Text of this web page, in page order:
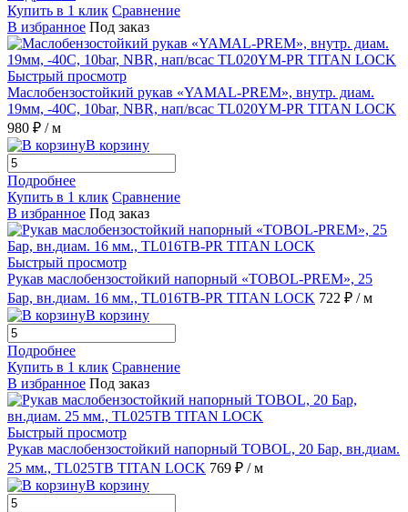
Купить в 1 клик Сравнение
В избранное Под заказ
Быстрый просмотр
Маслобензостойкий рукав «YAMAL-PREM», внутр. диам.
19мм, -40C, 10bar, NBR, нап/всас TL020YM-PR TITAN LOCK
980 ₽ / м
В корзину
Подробнее
Купить в 1 клик Сравнение
В избранное Под заказ
Быстрый просмотр
Рукав маслобензостойкий напорный «TOBOL-PREM», 25
Бар, вн.диам. 16 мм., TL016TB-PR TITAN LOCK 722 ₽ / м
В корзину
Подробнее
Купить в 1 клик Сравнение
В избранное Под заказ
Быстрый просмотр
Рукав маслобензостойкий напорный TOBOL, 20 Бар, вн.диам.
25 мм., TL025TB TITAN LOCK 769 ₽ / м
В корзину